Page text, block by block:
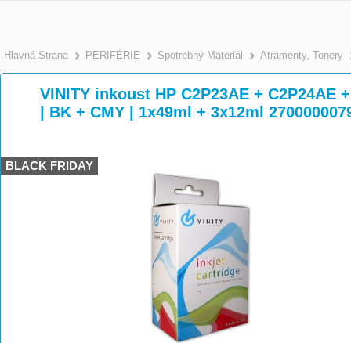
Hlavná Strana >
PERIFÉRIE >
Spotrebný Materiál >
Atramenty, Tonery
VINITY inkoust HP C2P23AE + C2P24AE
| BK + CMY | 1x49ml + 3x12ml
BLACK FRIDAY